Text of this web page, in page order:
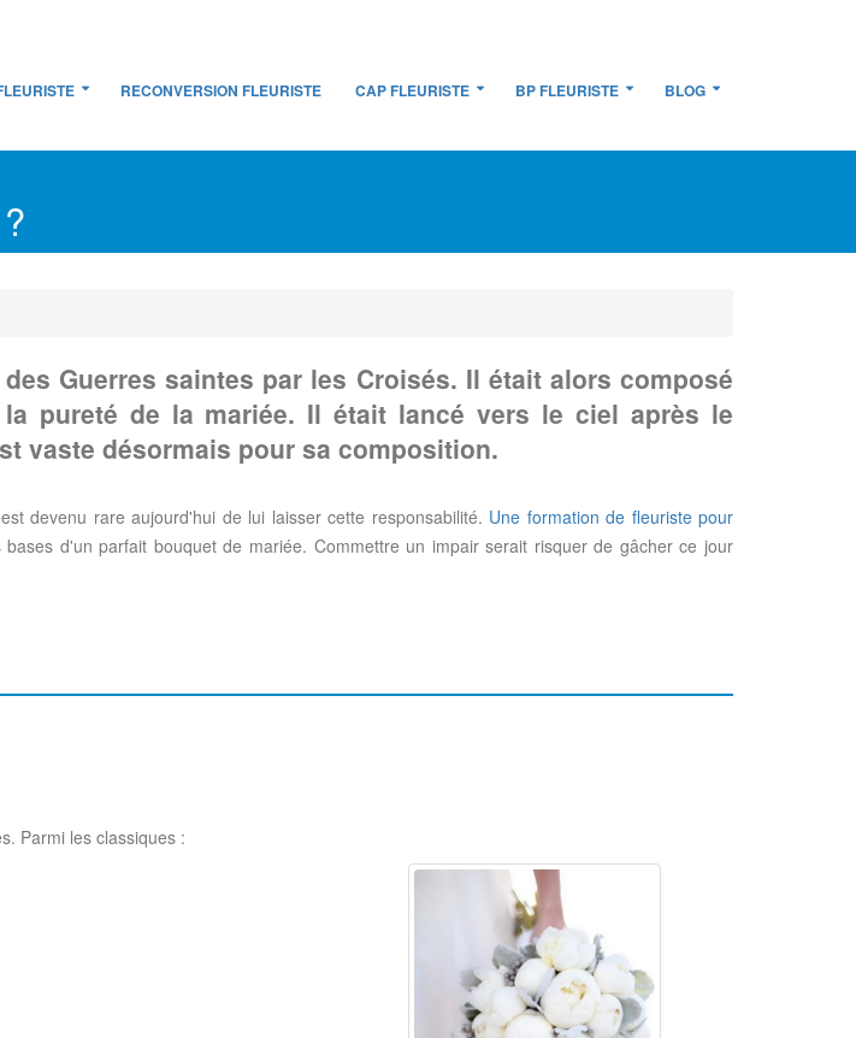
RECONVERSION FLEURISTE CAP FLEURISTE BP FLEURISTE BLOG
Guerres saintes par les Croisés. Il était alors composé
pureté de la mariée. Il était lancé vers le ciel après le
vaste désormais pour sa composition.
devenu rare aujourd'hui de lui laisser cette responsabilité. Une formation de fleuriste pour
d'un parfait bouquet de mariée. Commettre un impair serait risquer de gâcher ce jour
Parmi les classiques :